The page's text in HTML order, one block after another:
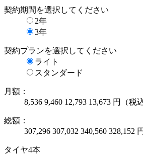
契約期間 を選択してください
2年
3年
契約プランを選択してください
ライト
スタンダード
月額：
8,536 9,460 12,793 13,673 円（税
総額：
307,296 307,032 340,560 328,152
タイヤ4本